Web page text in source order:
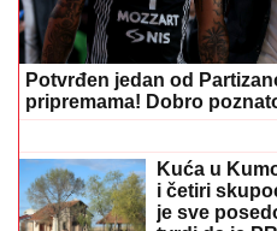
IMA
METOHIJI
dvorišta i
prohodao
VIŠE NEĆU"
veridbe
ZAPUŠILA
Niko me